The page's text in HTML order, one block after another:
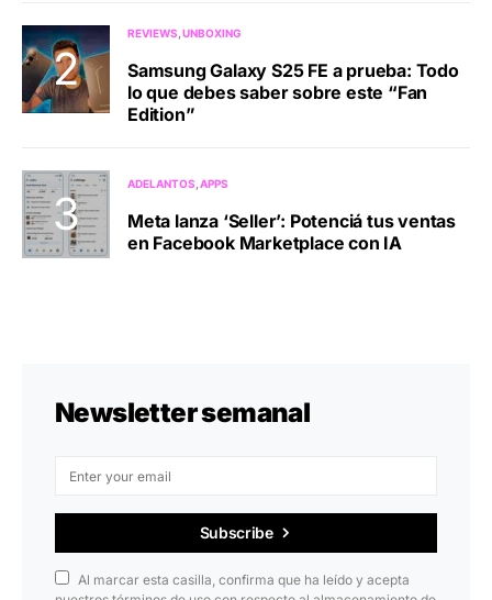
REVIEWS UNBOXING
Samsung Galaxy S25 FE a prueba: Todo
lo que debes saber sobre este “Fan
Edition”
ADELANTOS APPS
Meta lanza ‘Seller’: Potenciá tus ventas
en Facebook Marketplace con IA
Newsletter semanal
Subscribe
Al marcar esta casilla, confirma que ha leído y acepta